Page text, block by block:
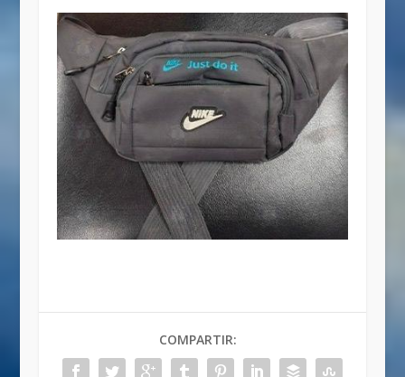
COMPARTIR: